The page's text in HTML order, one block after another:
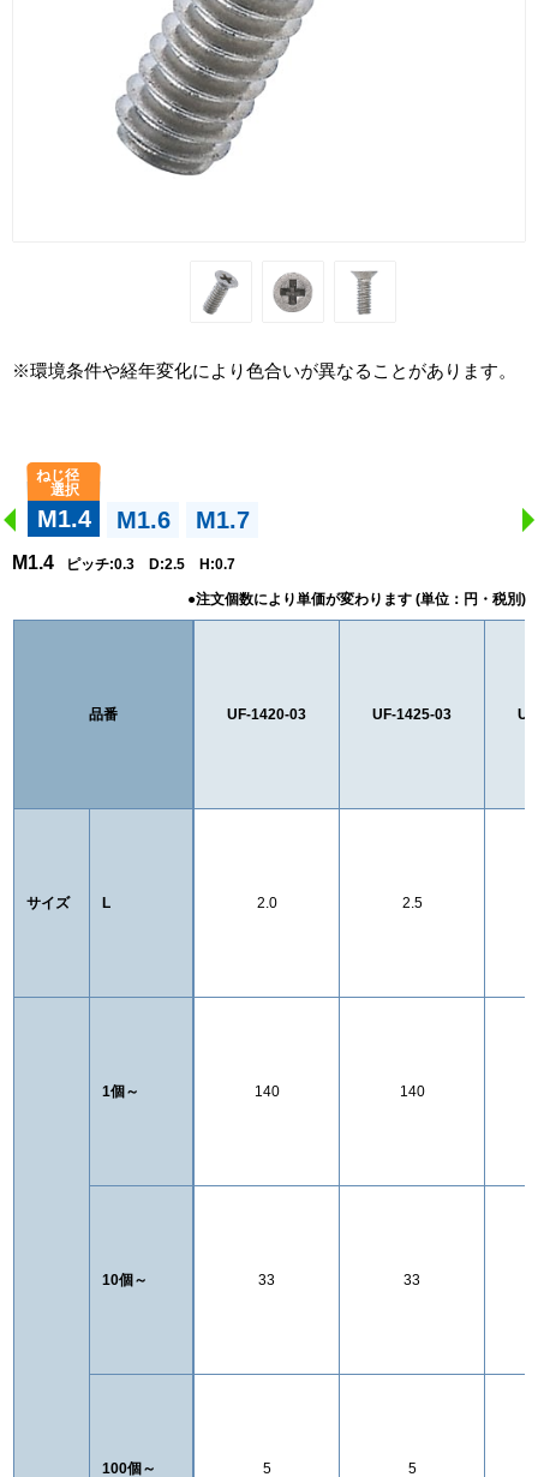
※環境条件や経年変化により色合いが異なることがあります。
M1.4 M1.6 M1.7
M1.4 ピッチ:0.3 D:2.5 H:0.7
品番
サイズ L
1個～
10個～
100個～
UF-1420-03 UF-1425-03
2.0 2.5
140 140
33 33
5 5